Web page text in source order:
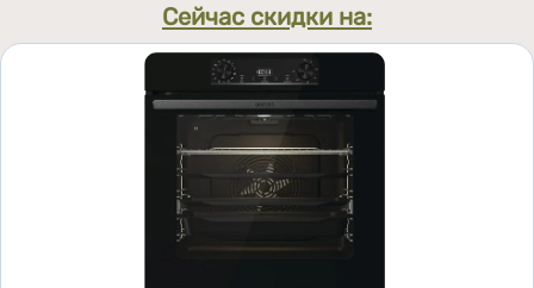
Сейчас скидки на: